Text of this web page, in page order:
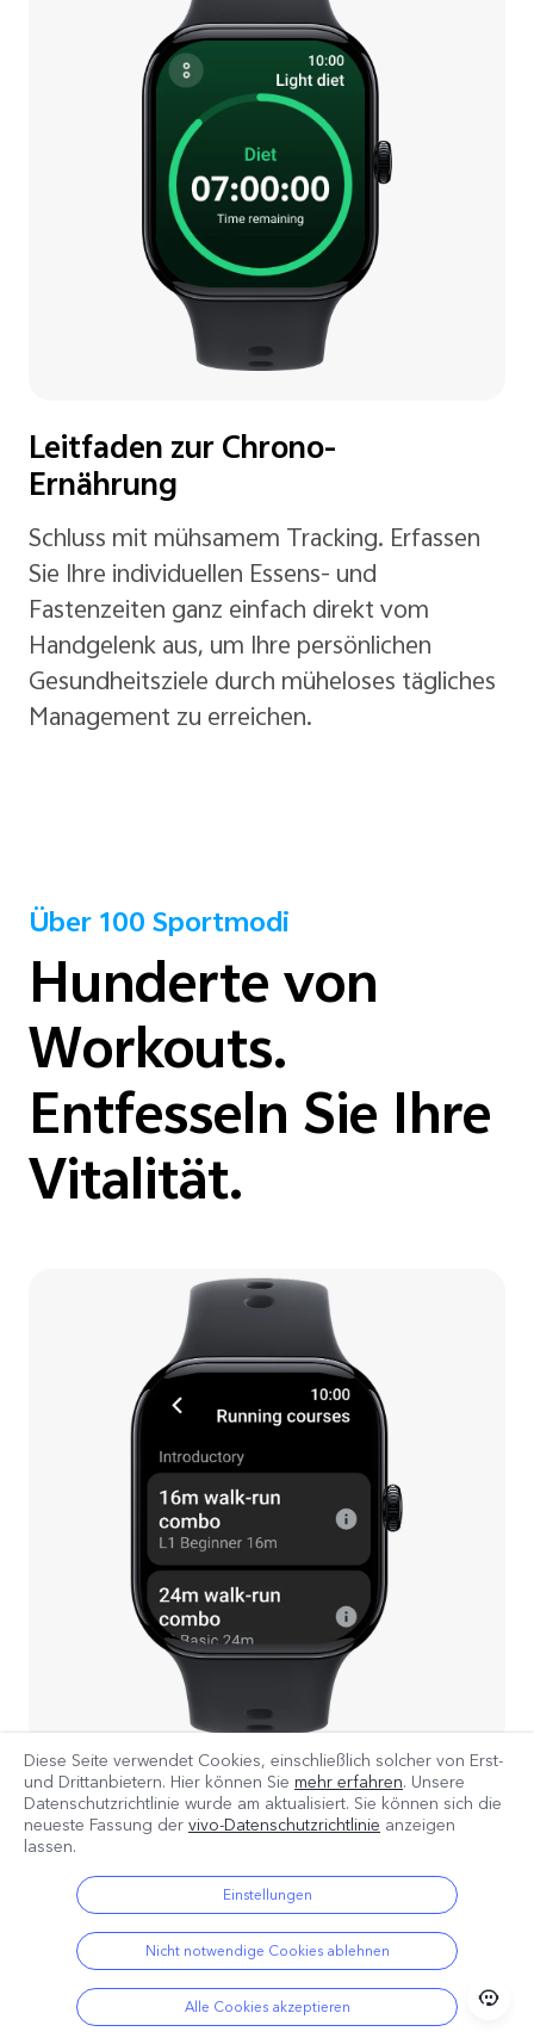
Leitfaden zur Chrono-
Ernährung
Schluss mit mühsamem Tracking. Erfassen
Sie Ihre individuellen Essens- und
Fastenzeiten ganz einfach direkt vom
Handgelenk aus, um Ihre persönlichen
Gesundheitsziele durch müheloses tägliches
Management zu erreichen.
Über 100 Sportmodi
Hunderte von
Workouts.
Entfesseln Sie Ihre
Vitalität.
Professionelle Laufberatung
Optimieren Sie Ihre Leistung mit
umfassenden Einblicken und detaillierten
Analysen Ihrer Laufdaten.
Diese Seite verwendet Cookies, einschließlich solcher von Erst-
und Drittanbietern. Hier können Sie mehr erfahren. Unsere
Datenschutzrichtlinie wurde am aktualisiert. Sie können sich die
neueste Fassung der vivo-Datenschutzrichtlinie anzeigen
lassen.
Einstellungen
Nicht notwendige Cookies ablehnen
Alle Cookies akzeptieren